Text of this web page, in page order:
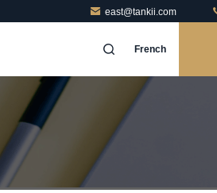
east@tankii.com
French